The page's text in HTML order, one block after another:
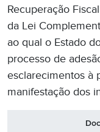
Recuperação
da Lei
ao qual o Estado
processo de
esclarecimentos à
manifestação dos